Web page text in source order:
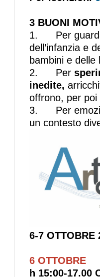
3 BUONI
1. Per
dell’infanzia e
bambini e delle
2. Per
inedite,
offrono, per poi
3. Per
un contesto
6-7 OTTOBRE
6 OTTOBRE
h 15:00-17.00